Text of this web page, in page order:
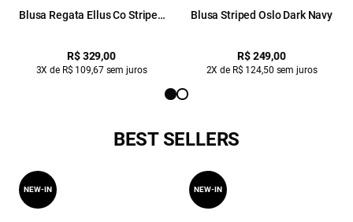
Blusa Regata Ellus Co Striped
R$ 329,00
3X de R$ 109,67 sem juros
Blusa Striped Oslo Dark Navy
R$ 249,00
2X de R$ 124,50 sem juros
BEST SELLERS
NEW-IN NEW-IN